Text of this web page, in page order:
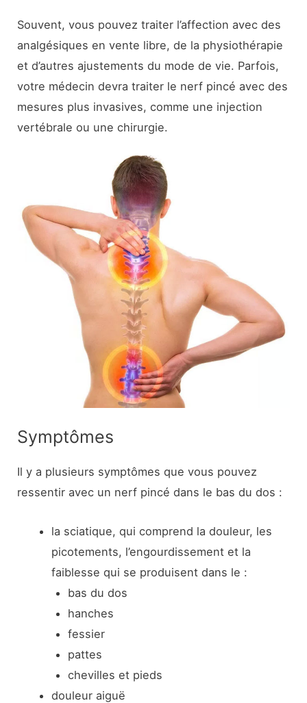
Souvent, vous pouvez traiter l’affection avec des
analgésiques en vente libre, de la physiothérapie
et d’autres ajustements du mode de vie. Parfois,
votre médecin devra traiter le nerf pincé avec des
mesures plus invasives, comme une injection
vertébrale ou une chirurgie.
Symptômes
Il y a plusieurs symptômes que vous pouvez
ressentir avec un nerf pincé dans le bas du dos :
la sciatique, qui comprend la douleur, les
picotements, l’engourdissement et la
faiblesse qui se produisent dans le :
bas du dos
hanches
fessier
pattes
chevilles et pieds
douleur aiguë